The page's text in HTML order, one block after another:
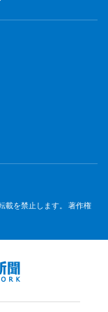
載を禁止します。 著作権